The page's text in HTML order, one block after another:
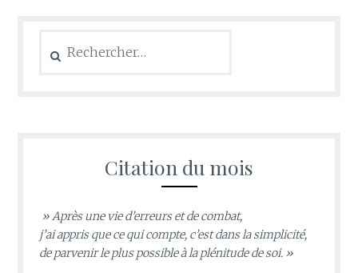
Citation du mois
» Après une vie d’erreurs et de combat,
j’ai appris que ce qui compte, c’est dans la simplicité,
de parvenir le plus possible à la plénitude de soi. »